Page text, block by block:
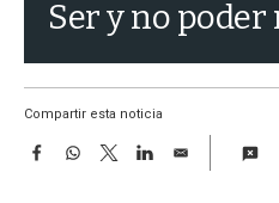
Ser y no
Compartir esta noticia
F
W
T
w
L
E